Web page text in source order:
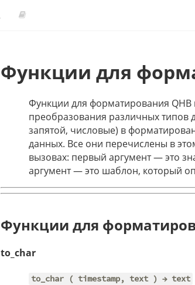
Функции для
Функции для форматирования
преобразования различных типов
запятой, числовые) в
данных. Все они перечислены в
вызовах: первый аргумент — это
аргумент — это шаблон, который
Функции для
to_char
to_char ( timestamp, text ) → text